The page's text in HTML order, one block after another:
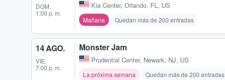
DOM.
1:00 p. m.
Kia Center, Orlando, FL, US
Mañana Quedan más de 200 entradas
14 AGO.
VIE.
7:00 p. m.
Monster Jam
Prudential Center, Newark, NJ, US
La próxima semana Quedan más de 200 entradas